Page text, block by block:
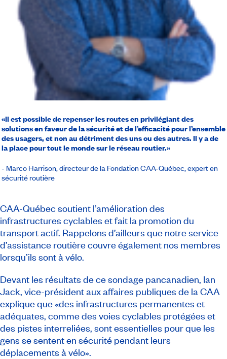
«Il est possible de repenser les routes en privilégiant des
solutions en faveur de la sécurité et de l’efficacité pour l’ensemble
des usagers, et non au détriment des uns ou des autres. Il y a de
la place pour tout le monde sur le réseau routier.»
- Marco Harrison, directeur de la Fondation CAA-Québec, expert en
sécurité routière
CAA-Québec soutient l’amélioration des
infrastructures cyclables et fait la promotion du
transport actif. Rappelons d’ailleurs que notre service
d’assistance routière couvre également nos membres
lorsqu’ils sont à vélo.
Devant les résultats de ce sondage pancanadien, Ian
Jack, vice-président aux affaires publiques de la CAA
explique que «des infrastructures permanentes et
adéquates, comme des voies cyclables protégées et
des pistes interreliées, sont essentielles pour que les
gens se sentent en sécurité pendant leurs
déplacements à vélo».